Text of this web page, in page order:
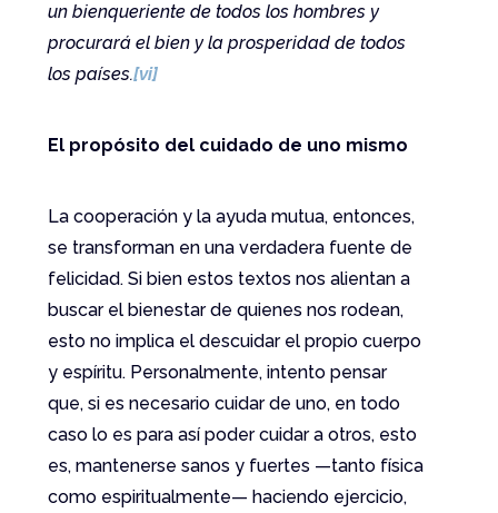
un bienqueriente de todos los hombres y
procurará el bien y la prosperidad de todos
los países.[vi]
El propósito del cuidado de uno mismo
La cooperación y la ayuda mutua, entonces,
se transforman en una verdadera fuente de
felicidad. Si bien estos textos nos alientan a
buscar el bienestar de quienes nos rodean,
esto no implica el descuidar el propio cuerpo
y espíritu. Personalmente, intento pensar
que, si es necesario cuidar de uno, en todo
caso lo es para así poder cuidar a otros, esto
es, mantenerse sanos y fuertes —tanto física
como espiritualmente— haciendo ejercicio,